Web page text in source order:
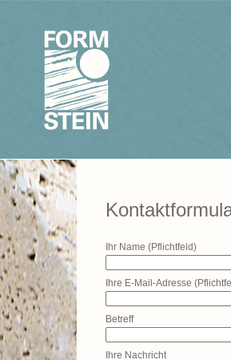
Ihr Name (Pflichtfeld)
Ihre E-Mail-Adresse
Betreff
Ihre Nachricht